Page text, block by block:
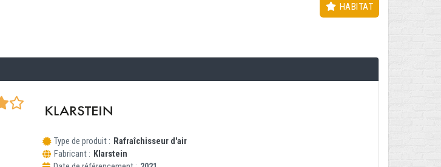
HABITAT
Type de produit : Rafraîchisseur d'air
Fabricant : Klarstein